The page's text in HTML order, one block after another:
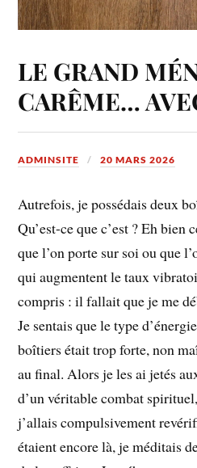
LE GRAND
CARÊME…
ADMINSITE 20 MARS 2026
Autrefois, je possédais deux
Qu’est-ce que c’est ? Eh bien
que l’on porte sur soi ou que
qui augmentent le taux
compris : il fallait que je me
Je sentais que le type
boîtiers était trop forte, non
au final. Alors je les ai jetés
d’un véritable combat
j’allais compulsivement
étaient encore là, je méditais